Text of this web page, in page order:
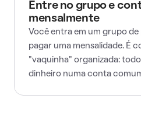
Entre no grupo e
mensalmente
Você entra em um grupo de
pagar uma mensalidade. É
"vaquinha" organizada:
dinheiro numa conta